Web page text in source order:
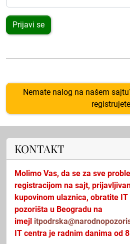
Prijavi se
Nemate nalog na našem
KONTAKT
Molimo Vas, da se za sve
registracijom na sajt,
kupovinom ulaznica, obratite
pozorišta u Beogradu na
imejl
IT centra je radnim danima od